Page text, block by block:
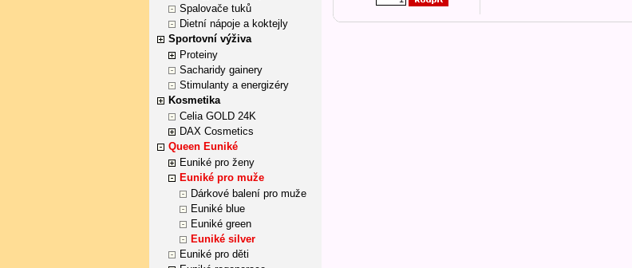
Spalovače tuků
Dietní nápoje a koktejly
Sportovní výživa
Proteiny
Sacharidy gainery
Stimulanty a energizéry
Kosmetika
Celia GOLD 24K
DAX Cosmetics
Queen Euniké
Euniké pro ženy
Euniké pro muže
Dárkové balení pro muže
Euniké blue
Euniké green
Euniké silver
Euniké pro děti